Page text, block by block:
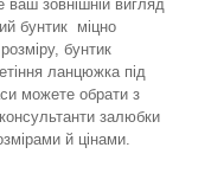
зовнішній вигляд
бунтик міцно
бунтик
ланцюжка під
можете обрати з
залюбки
й цінами.